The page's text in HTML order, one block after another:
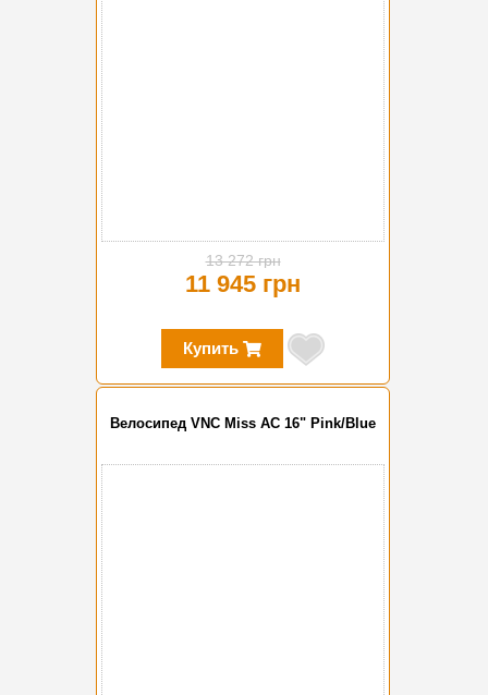
13 272 грн
11 945 грн
Купить
Велосипед VNC Miss AC 16" Pink/Blue